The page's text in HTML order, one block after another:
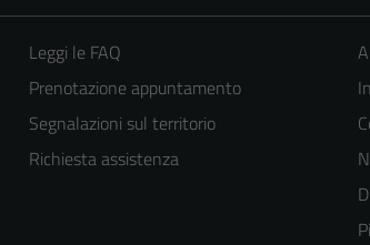
Leggi le FAQ
Prenotazione appuntamento
Segnalazioni sul territorio
Richiesta assistenza